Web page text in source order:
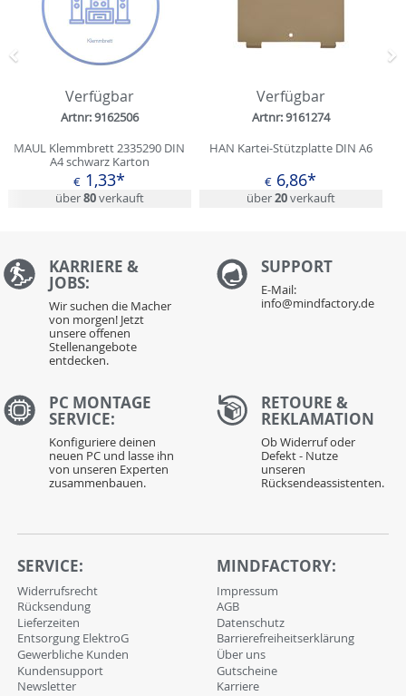
Verfügbar
Artnr: 9162506
MAUL Klemmbrett 2335290 DIN
A4 schwarz Karton
€ 1,33*
über80verkauft
Verfügbar
Artnr: 9161274
HAN Kartei-Stützplatte DIN A6
€ 6,86*
über20verkauft
Zurück
KARRIERE &
JOBS:
Wir suchen die Macher
von morgen! Jetzt
unsere offenen
Stellenangebote
entdecken.
SUPPORT
E-Mail:
info@mindfactory.de
PC MONTAGE
SERVICE:
Konfiguriere deinen
neuen PC und lasse ihn
von unseren Experten
zusammenbauen.
RETOURE &
REKLAMATION
Ob Widerruf oder
Defekt - Nutze
unseren
Rücksendeassistenten.
SERVICE:
Widerrufsrecht
Rücksendung
Lieferzeiten
Entsorgung ElektroG
Gewerbliche Kunden
Kundensupport
Newsletter
MINDFACTORY:
Impressum
AGB
Datenschutz
Barrierefreiheitserklärung
Über uns
Gutscheine
Karriere